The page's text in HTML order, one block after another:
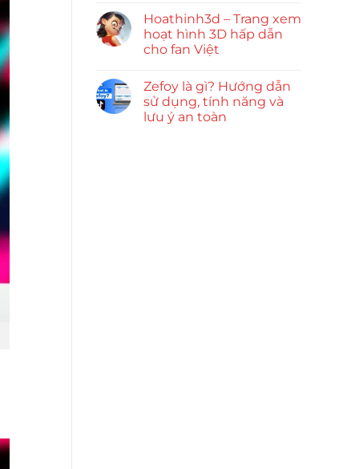
Hoathinh3d – Trang xem
hoạt hình 3D hấp dẫn
cho fan Việt
Zefoy là gì? Hướng dẫn
sử dụng, tính năng và
lưu ý an toàn